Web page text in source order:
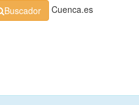
Buscador Cuenca.es